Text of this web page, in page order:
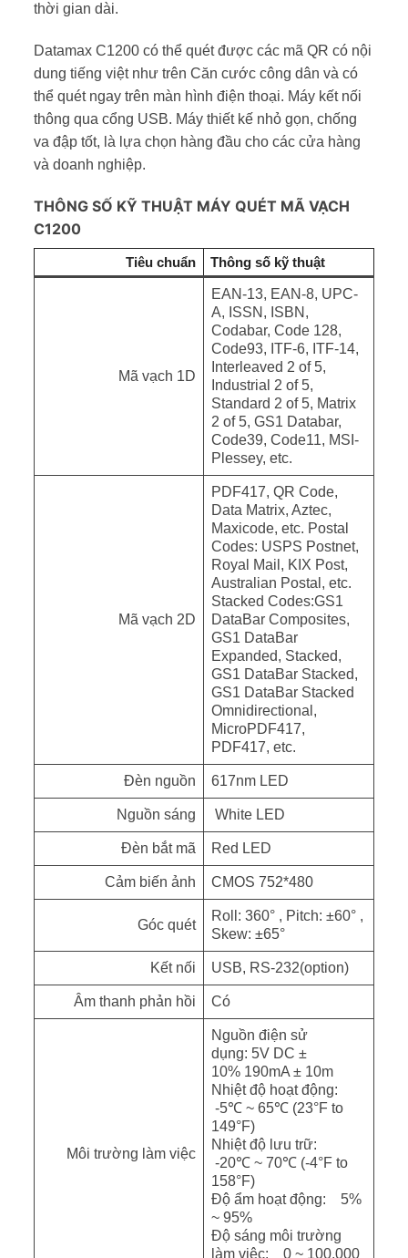
thời gian dài.
Datamax C1200 có thể quét được các mã QR có nội
dung tiếng việt như trên Căn cước công dân và có
thể quét ngay trên màn hình điện thoại. Máy kết nối
thông qua cổng USB. Máy thiết kế nhỏ gọn, chống
va đập tốt, là lựa chọn hàng đầu cho các cửa hàng
và doanh nghiệp.
THÔNG SỐ KỸ THUẬT MÁY QUÉT MÃ VẠCH
C1200
Tiêu chuẩn Thông số kỹ thuật
Mã vạch 1D
EAN-13, EAN-8, UPC-
A, ISSN, ISBN,
Codabar, Code 128,
Code93, ITF-6, ITF-14,
Interleaved 2 of 5,
Industrial 2 of 5,
Standard 2 of 5, Matrix
2 of 5, GS1 Databar,
Code39, Code11, MSI-
Plessey, etc.
Mã vạch 2D
PDF417, QR Code,
Data Matrix, Aztec,
Maxicode, etc. Postal
Codes: USPS Postnet,
Royal Mail, KIX Post,
Australian Postal, etc.
Stacked Codes:GS1
DataBar Composites,
GS1 DataBar
Expanded, Stacked,
GS1 DataBar Stacked,
GS1 DataBar Stacked
Omnidirectional,
MicroPDF417,
PDF417, etc.
Đèn nguồn 617nm LED
Nguồn sáng White LED
Đèn bắt mã Red LED
Cảm biến ảnh CMOS 752*480
Góc quét
Roll: 360° , Pitch: ±60° ,
Skew: ±65°
Kết nối USB, RS-232(option)
Âm thanh phản hồi Có
Môi trường làm việc
Nguồn điện sử
dụng: 5V DC ±
10% 190mA ± 10m
Nhiệt độ hoạt động:
-5℃ ~ 65℃ (23°F to
149°F)
Nhiệt độ lưu trữ:
-20℃ ~ 70℃ (-4°F to
158°F)
Độ ẩm hoạt động: 5%
~ 95%
Độ sáng môi trường
làm việc: 0 ~ 100,000